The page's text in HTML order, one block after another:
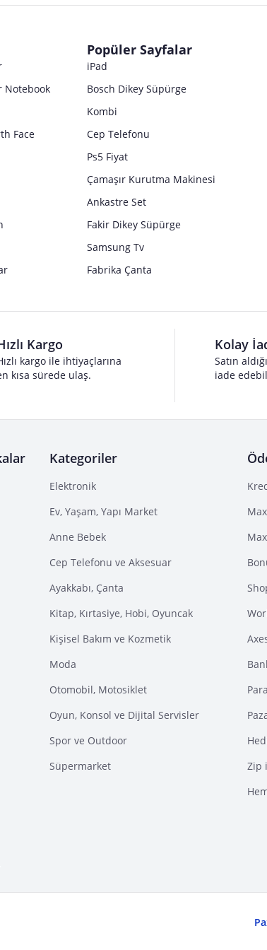
Notebook
Face
Popüler Sayfalar
iPad
Bosch Dikey Süpürge
Kombi
Cep Telefonu
Ps5 Fiyat
Çamaşır Kurutma Makinesi
Ankastre Set
Fakir Dikey Süpürge
Samsung Tv
Fabrika Çanta
Kargo
kargo ile ihtiyaçlarına
kısa sürede ulaş.
Kolay
Satın
iade
Kategoriler
Elektronik
Ev, Yaşam, Yapı Market
Anne Bebek
Cep Telefonu ve Aksesuar
Ayakkabı, Çanta
Kitap, Kırtasiye, Hobi, Oyuncak
Kişisel Bakım ve Kozmetik
Moda
Otomobil, Motosiklet
Oyun, Konsol ve Dijital Servisler
Spor ve Outdoor
Süpermarket
Zip